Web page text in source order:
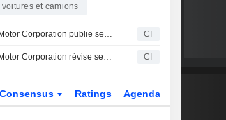
et camions
Suzuki Motor Corporation publie ses prévisions de dividendes pour le deuxième trimestre et l'ensemble de l'exercice clos le 31 mars 2027 CI
Suzuki Motor Corporation révise ses prévisions de résultats consolidés pour l'exercice clos le 31 mars 2027 CI
Consensus Ratings Agenda